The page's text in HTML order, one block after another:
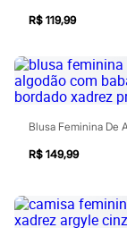
Calças
Regatas
Moda íntima
Cuecas
Meias
Pijamas
Moda praia
Personagens
Plus size
Calças
Camisas
Casacos e
R$ 119,99
R$ 149,99